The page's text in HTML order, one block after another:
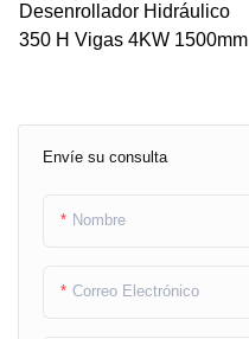
Envíe su consulta
Nombre
Correo Electrónico
Desenrollador Hidráulico
350 H Vigas 4KW 1500mm